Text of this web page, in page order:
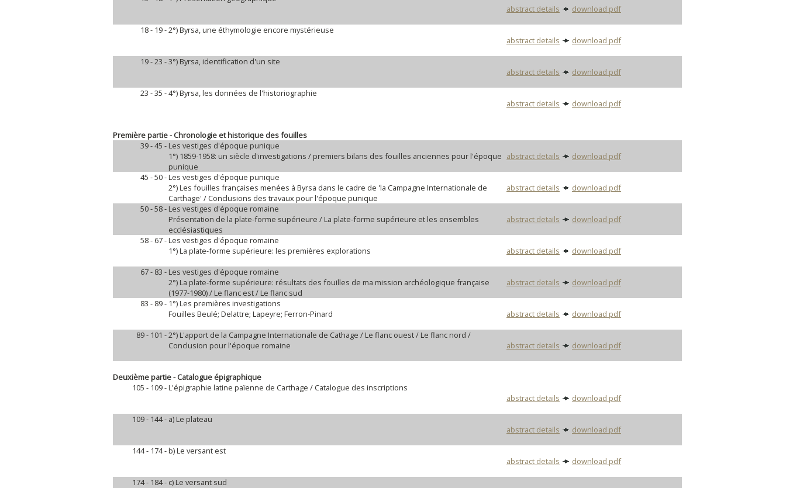
abstract details
download pdf
18 - 19 -2°) Byrsa, une éthymologie encore mystérieuse
abstract details
download pdf
19 - 23 -3°) Byrsa, identification d'un site
abstract details
download pdf
23 - 35 -4°) Byrsa, les données de l'historiographie
abstract details
download pdf
Première partie - Chronologie et historique des fouilles
39 - 45 - Les vestiges d'époque punique
1°) 1859-1958: un siècle d'investigations / premiers bilans des fouilles anciennes pour l'époque
punique
abstract details
download pdf
45 - 50 -Les vestiges d'époque punique
2°) Les fouilles françaises menées à Byrsa dans le cadre de 'la Campagne Internationale de
Carthage' / Conclusions des travaux pour l'époque punique
abstract details
download pdf
50 - 58 - Les vestiges d'époque romaine
Présentation de la plate-forme supérieure / La plate-forme supérieure et les ensembles
ecclésiastiques
abstract details
download pdf
58 - 67 -Les vestiges d'époque romaine
1°) La plate-forme supérieure: les premières explorations
abstract details
download pdf
67 - 83 - Les vestiges d'époque romaine
2°) La plate-forme supérieure: résultats des fouilles de ma mission archéologique française
(1977-1980) / Le flanc est / Le flanc sud
abstract details
download pdf
83 - 89 - 1°) Les premières investigations
Fouilles Beulé; Delattre; Lapeyre; Ferron-Pinard
abstract details
download pdf
89 - 101 -2°) L'apport de la Campagne Internationale de Cathage / Le flanc ouest / Le flanc nord /
Conclusion pour l'époque romaine
abstract details download pdf
Deuxième partie - Catalogue épigraphique
105 - 109 -L'épigraphie latine païenne de Carthage / Catalogue des inscriptions
abstract details
download pdf
109 - 144 - a) Le plateau
abstract details
download pdf
144 - 174 -b) Le versant est
abstract details
download pdf
174 - 184 - c) Le versant sud